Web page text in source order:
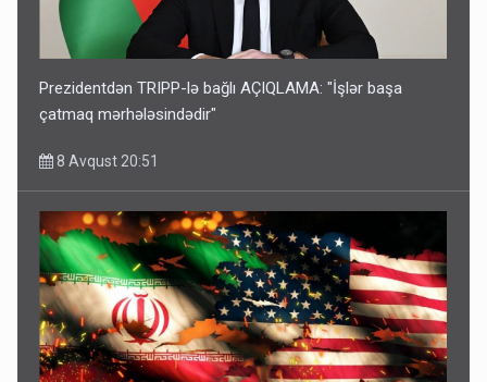
Prezidentdən TRIPP-lə bağlı AÇIQLAMA: "İşlər başa
çatmaq mərhələsindədir"
8 Avqust 20:51